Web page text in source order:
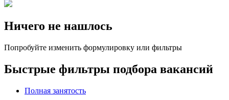
Ничего не нашлось
Попробуйте изменить формулировку или фильтры
Быстрые фильтры подбора вакансий
Полная занятость